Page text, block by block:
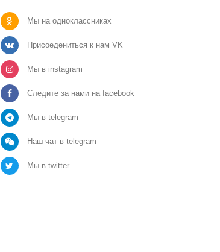
Мы на одноклассниках
Присоедениться к нам VK
Мы в instagram
Следите за нами на facebook
Мы в telegram
Наш чат в telegram
Мы в twitter